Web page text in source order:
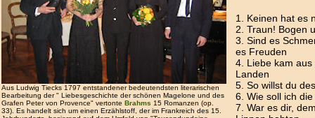
Aus Ludwig Tiecks 1797 entstandener bedeutendsten literarischen
Bearbeitung der " Liebesgeschichte der schönen Magelone und des
Grafen Peter von Provence" vertonte Brahms 15 Romanzen (op.
33). Es handelt sich um einen Erzählstoff, der im Frankreich des 15.
1. Keinen hat es
2. Traun! Bogen
3. Sind es
es Freuden
4. Liebe kam aus
Landen
5. So willst du
6. Wie soll ich
7. War es dir,